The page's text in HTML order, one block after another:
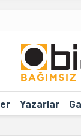
Yazarlar